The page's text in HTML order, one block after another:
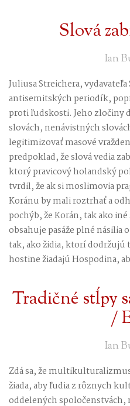
Slová
Ian
Juliusa Streichera,
antisemitských periodík,
proti ľudskosti. Jeho zločiny
slovách, nenávistných
legitimizovať masové
predpoklad, že slová vedia
ktorý pravicový holandský
tvrdil, že ak si moslimovia
Koránu by mali roztrhať a
pochýb, že Korán, tak ako
obsahuje pasáže plné násilia
tak, ako židia, ktorí dodržujú
hostine žiadajú Hospodina,
Tradičné stĺpy
/
Ian
Zdá sa, že
žiada, aby ľudia z rôznych
oddelených spoločenstvách,